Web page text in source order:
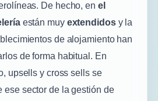
De hecho, en el
están muy extendidosy la
de alojamiento han
de forma habitual. En
upsells y cross sells se
ese sector de la gestión de